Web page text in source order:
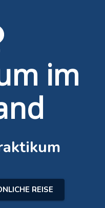
im
REISE